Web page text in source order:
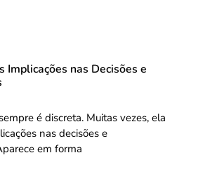
Implicações nas Decisões e
é discreta. Muitas vezes, ela
nas decisões e
em forma